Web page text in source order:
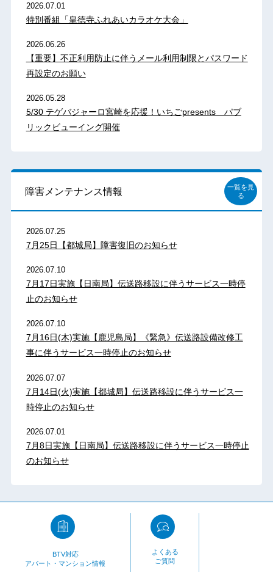
2026.07.01
特別番組「皇徳寺ふれあいカラオケ大会」
2026.06.26
【重要】不正利用防止に伴うメール利用制限とパスワード
再設定のお願い
2026.05.28
5/30 テゲバジャーロ宮崎を応援！いちごpresents パブ
リックビューイング開催
障害メンテナンス情報
一覧を見
る
2026.07.25
7月25日【都城局】障害復旧のお知らせ
2026.07.10
7月17日実施【日南局】伝送路移設に伴うサービス一時停
止のお知らせ
2026.07.10
7月16日(木)実施【鹿児島局】《緊急》伝送路設備改修工
事に伴うサービス一時停止のお知らせ
2026.07.07
7月14日(火)実施【都城局】伝送路移設に伴うサービス一
時停止のお知らせ
2026.07.01
7月8日実施【日南局】伝送路移設に伴うサービス一時停止
のお知らせ
BTV対応
アパート・マンション情報
よくある
ご質問